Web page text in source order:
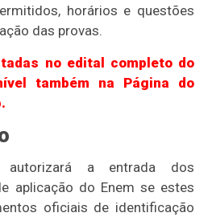
horários e questões
das provas.
no edital completo do
também na Página do
a entrada dos
aplicação do Enem se estes
oficiais de identificação